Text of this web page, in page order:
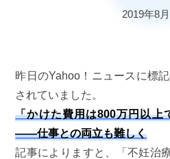
2019年8
昨日のYahoo！ニュースに標
されていました。
「かけた費用は800万円以上
――仕事との両立も難しく
記事によりますと、「不妊治